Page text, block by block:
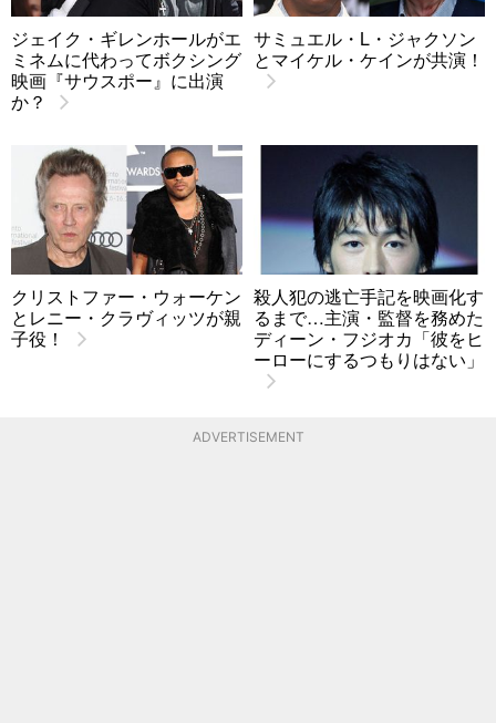
ジェイク・ギレンホールがエ
ミネムに代わってボクシング
映画『サウスポー』に出演
か？
サミュエル・L・ジャクソン
とマイケル・ケインが共演！
クリストファー・ウォーケン
とレニー・クラヴィッツが親
子役！
殺人犯の逃亡手記を映画化す
るまで…主演・監督を務めた
ディーン・フジオカ「彼をヒ
ーローにするつもりはない」
ADVERTISEMENT